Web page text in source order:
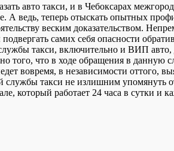
авто такси, и в Чебоксарах
А ведь, теперь отыскать опытных
веским доказательством.
самих себя опасности
такси, включительно и ВИП авто,
того, что в ходе обращения в данную
в независимости оттого,
такси не излишним упомянуть
который работает 24 часа в сутки и